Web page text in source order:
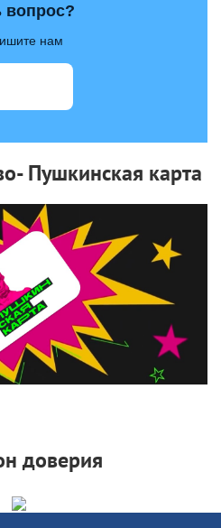
вопрос?
нам
Пушкинская карта
доверия